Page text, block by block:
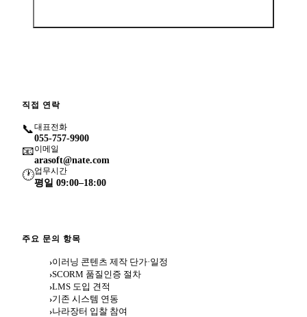
직접 연락
📞대표전화
055-757-9900
📧이메일
arasoft@nate.com
🕐업무시간
평일 09:00–18:00
주요 문의 항목
이러닝 콘텐츠 제작 단가·일정
SCORM 품질인증 절차
LMS 도입 견적
기존 시스템 연동
나라장터 입찰 참여